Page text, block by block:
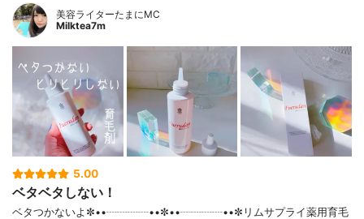
美容ライターたまにMC
Milktea7m
5.00
ベタベタしない！
ベタつかないよ✼••┈┈┈┈••✼••┈┈┈┈••✼リムサプライ薬用育毛